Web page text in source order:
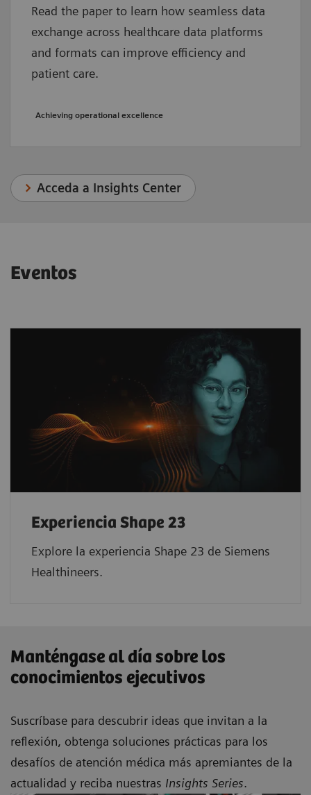
Read the paper to learn how seamless data
exchange across healthcare data platforms
and formats can improve efficiency and
patient care.
Achieving operational excellence
Acceda a Insights Center
Eventos
Experiencia Shape 23
Explore la experiencia Shape 23 de Siemens
Healthineers.
Manténgase al día sobre los
conocimientos ejecutivos
Suscríbase para descubrir ideas que invitan a la
reflexión, obtenga soluciones prácticas para los
desafíos de atención médica más apremiantes de la
actualidad y reciba nuestras Insights Series.